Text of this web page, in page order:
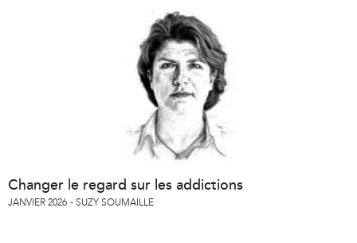
Changer le regard sur les addictions
JANVIER 2026 SUZY SOUMAILLE